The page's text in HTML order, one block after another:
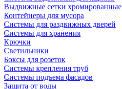
Выдвижные сетки хромированные
Контейнеры для мусора
Системы для раздвижных дверей
Системы для хранения
Крючки
Светильники
Боксы для розеток
Системы крепления труб
Системы подъема фасадов
Защита от воды